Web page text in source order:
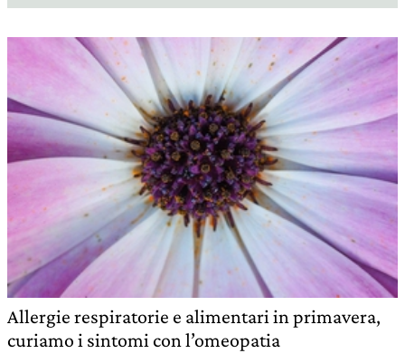
Allergie respiratorie e alimentari in primavera,
curiamo i sintomi con l’omeopatia